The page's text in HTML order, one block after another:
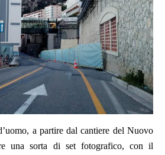
a partire dal cantiere del Nuovo
una sorta di set fotografico, con il